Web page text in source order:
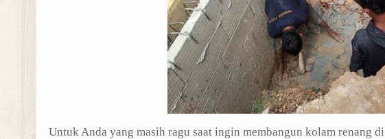
Untuk Anda yang masih ragu saat ingin membangun kolam renang